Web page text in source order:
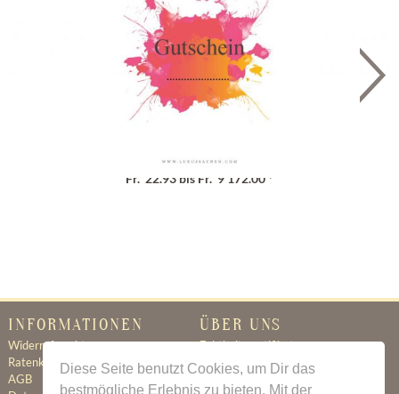
Diese Seite benutzt Cookies, um Dir das
bestmögliche Erlebnis zu bieten. Mit der
Geschenkgutschein
Fr. 22.93 bis Fr. 9'172.00 *
INFORMATIONEN
Widerrufsrecht
Ratenkauf
AGB
ÜBER UNS
Echtheitszertifikat
Ratenkauf
Newsletter